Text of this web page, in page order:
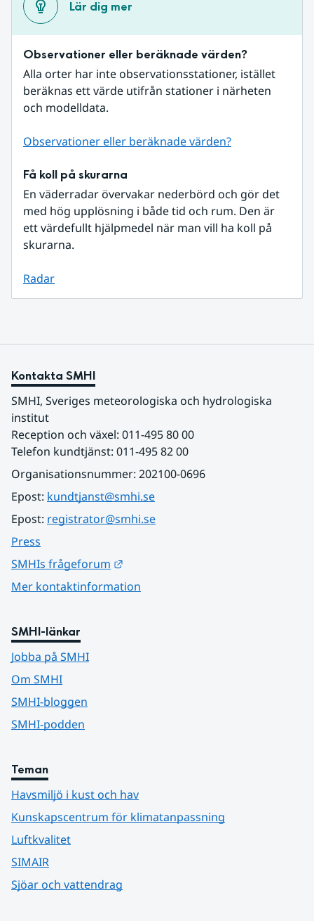
Lär dig mer
Observationer eller beräknade värden?
Alla orter har inte observationsstationer, istället
beräknas ett värde utifrån stationer i närheten
och modelldata.
Observationer eller beräknade värden?
Få koll på skurarna
En väderradar övervakar nederbörd och gör det
med hög upplösning i både tid och rum. Den är
ett värdefullt hjälpmedel när man vill ha koll på
skurarna.
Radar
Kontakta SMHI
SMHI, Sveriges meteorologiska och hydrologiska
institut
Reception och växel: 011-495 80 00
Telefon kundtjänst: 011-495 82 00
Organisationsnummer: 202100-0696
Epost: kundtjanst@smhi.se
Epost: registrator@smhi.se
Press
SMHIs frågeforum
Mer kontaktinformation
SMHI-länkar
Jobba på SMHI
Om SMHI
SMHI-bloggen
SMHI-podden
Teman
Havsmiljö i kust och hav
Kunskapscentrum för klimatanpassning
Luftkvalitet
SIMAIR
Sjöar och vattendrag